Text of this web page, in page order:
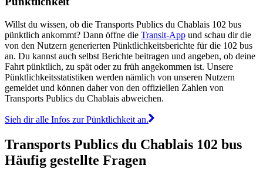
Willst du wissen, ob die Transports Publics du Chablais 102 bus
pünktlich ankommt? Dann öffne die Transit-App und schau dir die
von den Nutzern generierten Pünktlichkeitsberichte für die 102 bus
an. Du kannst auch selbst Berichte beitragen und angeben, ob deine
Fahrt pünktlich, zu spät oder zu früh angekommen ist. Unsere
Pünktlichkeitsstatistiken werden nämlich von unseren Nutzern
gemeldet und können daher von den offiziellen Zahlen von
Transports Publics du Chablais abweichen.
Sieh dir alle Infos zur Pünktlichkeit an.
Transports Publics du Chablais 102 bus
Häufig gestellte Fragen